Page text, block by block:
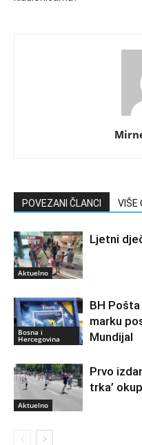
POVEZANI ČLANCI VIŠE
Aktuelno
Ljetni
Bosna i
Hercegovina
BH
marku
Mundijal
Aktuelno
Prvo
trka’